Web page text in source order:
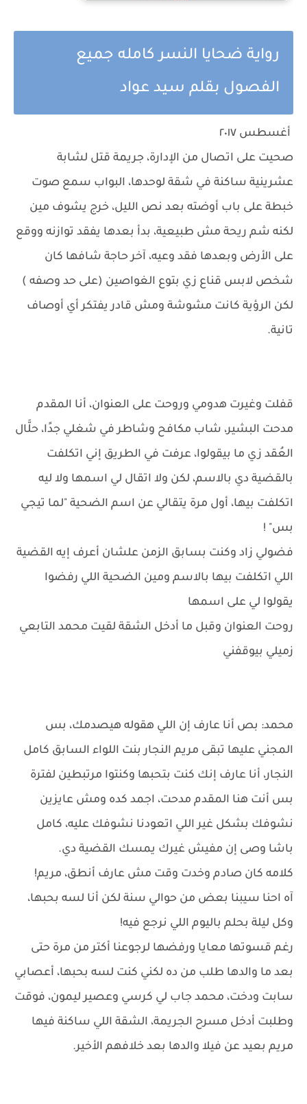
رواية ضحايا النسر كامله جميع
الفصول بقلم سيد عواد
أغسطس ٢٠١٧
صحيت على اتصال من الإدارة، جريمة قتل لشابة
عشرينية ساكنة في شقة لوحدها، البواب سمع صوت
خبطة على باب أوضته بعد نص الليل، خرج يشوف مين
لكنه شم ريحة مش طبيعية، بدأ بعدها يفقد توازنه ووقع
على الأرض وبعدها فقد وعيه، آخر حاجة شافها كان
شخص لابس قناع زي بتوع الغواصين (على حد وصفه )
لكن الرؤية كانت مشوشة ومش قادر يفتكر أي أوصاف
تانية.
قفلت وغيرت هدومي وروحت على العنوان، أنا المقدم
مدحت البشير، شاب مكافح وشاطر في شغلي جدًا، حلَّال
العُقد زي ما بيقولوا، عرفت في الطريق إني اتكلفت
بالقضية دي بالاسم، لكن ولا اتقال لي اسمها ولا ليه
اتكلفت بيها، أول مرة يتقالي عن اسم الضحية "لما تيجي
بس" !
فضولي زاد وكنت بسابق الزمن علشان أعرف إيه القضية
اللي اتكلفت بيها بالاسم ومين الضحية اللي رفضوا
يقولوا لي على اسمها
روحت العنوان وقبل ما أدخل الشقة لقيت محمد التابعي
زميلي بيوقفني
محمد: بص أنا عارف إن اللي هقوله هيصدمك، بس
المجني عليها تبقى مريم النجار بنت اللواء السابق كامل
النجار، أنا عارف إنك كنت بتحبها وكنتوا مرتبطين لفترة
بس أنت هنا المقدم مدحت، اجمد كده ومش عايزين
نشوفك بشكل غير اللي اتعودنا نشوفك عليه، كامل
باشا وصى إن مفيش غيرك يمسك القضية دي.
كلامه كان صادم وخدت وقت مش عارف أنطق، مريم!
آه احنا سيبنا بعض من حوالي سنة لكن أنا لسه بحبها،
وكل ليلة بحلم باليوم اللي نرجع فيه!
رغم قسوتها معايا ورفضها لرجوعنا أكتر من مرة حتى
بعد ما والدها طلب من ده لكني كنت لسه بحبها، أعصابي
سابت ودخت، محمد جاب لي كرسي وعصير ليمون، فوقت
وطلبت أدخل مسرح الجريمة، الشقة اللي ساكنة فيها
مريم بعيد عن فيلا والدها بعد خلافهم الأخير.